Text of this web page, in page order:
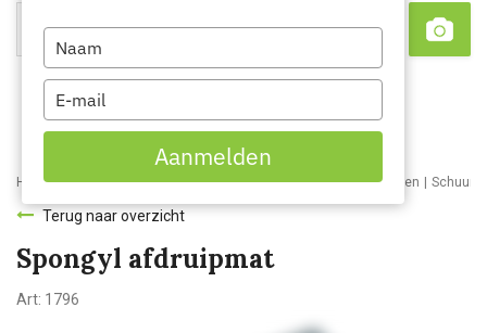
Search
Home Webshop Schoonmaakartikelen Schoonmaakmaterialen
Terug naar overzicht
Spongyl afdruipmat
Art: 1796
Type
your
name
Type
your
email
Aanmelden